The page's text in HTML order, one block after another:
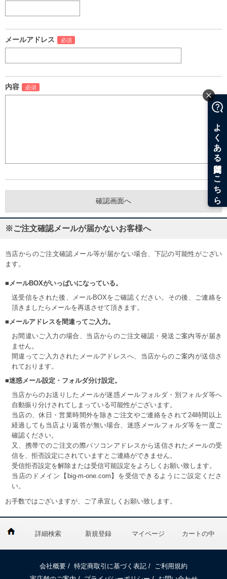
メールアドレス
内容
※ご注文確認メールが届かないお客様へ
当店からのご注文確認メール等が届かない場合、下記の可能性がござい
ます。
■メールBOXがいっぱいになっている。
送受信をされた後、メールBOXをご確認ください。その後、ご連絡を
頂きましたらメールを再送させて頂きます。
■メールアドレスを間違ってご入力。
お間違いご入力の場合、当店からのご注文確認・発送ご案内等が届き
ません。
間違ってご入力されたメールアドレスへ、当店からのご案内が送信さ
れております。
■迷惑メール設定・フォルダ分け設定。
当店からのお送りしたメールが迷惑メールフォルダ・別フォルダ等へ
自動振り分けされてしまっている可能性がございます。
当店の、休日・営業時間外を除きご注文やご連絡をされて24時間以上
経過しても当店より返答が無い場合、迷惑メールフォルダ等を一度ご
確認ください。
又、携帯でのご注文の際パソコンアドレスから送信されたメールの受
信を、拒否設定にされていますとご連絡ができません。
受信拒否設定を解除または受信可能設定をよろしくお願い致します。
当店のドメイン【big-m-one.com】を受信できるようにご設定くださ
い。
お手数ではございますが、ご了承宜しくお願い致します。
詳細検索 新規登録 マイページ カートの中
会社概要 / 特定商取引に基づく表記 /
ご利用規約